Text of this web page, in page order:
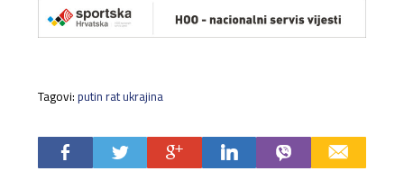
Tagovi:putin rat ukrajina